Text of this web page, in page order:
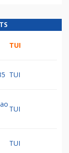
TUI
TUI
TUI
TUI